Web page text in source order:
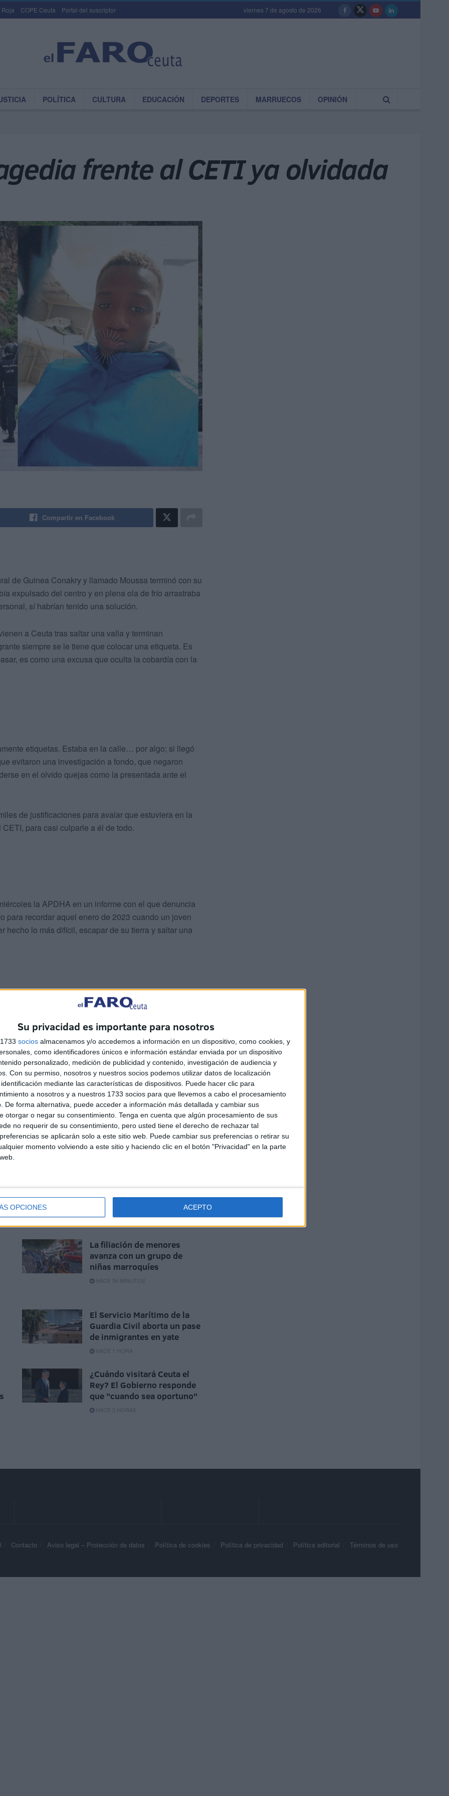
Su privacidad es importante para nosotros
socios almacenamos y/o accedemos a información en un dispositivo, como cookies, y
como identificadores únicos e información estándar enviada por un dispositivo
personalizado, medición de publicidad y contenido, investigación de audiencia y
Con su permiso, nosotros y nuestros socios podemos utilizar datos de localización
mediante las características de dispositivos. Puede hacer clic para
a nosotros y a nuestros 1733 socios para que llevemos a cabo el procesamiento
De forma alternativa, puede acceder a información más detallada y cambiar sus
otorgar o negar su consentimiento. Tenga en cuenta que algún procesamiento de sus
no requerir de su consentimiento, pero usted tiene el derecho de rechazar tal
se aplicarán solo a este sitio web. Puede cambiar sus preferencias o retirar su
momento volviendo a este sitio y haciendo clic en el botón "Privacidad" en la parte
OPCIONES ACEPTO
Roja COPE Ceuta Portal del suscriptor viernes 7 de agosto de 2026
POLÍTICA CULTURA EDUCACIÓN DEPORTES MARRUECOS OPINIÓN
frente al CETI ya olvidada
Compartir en Facebook
de Guinea Conakry y llamado Moussa terminó con su
expulsado del centro y en plena ola de frío arrastraba
sí habrían tenido una solución.
a Ceuta tras saltar una valla y terminan
siempre se le tiene que colocar una etiqueta. Es
es como una excusa que oculta la cobardía con la
etiquetas. Estaba en la calle… por algo; si llegó
evitaron una investigación a fondo, que negaron
en el olvido quejas como la presentada ante el
de justificaciones para avalar que estuviera en la
para casi culparle a él de todo.
la APDHA en un informe con el que denuncia
para recordar aquel enero de 2023 cuando un joven
hecho lo más difícil, escapar de su tierra y saltar una
sido. Optaron por no investigar, dejaron que el tema
de un sistema que primero pinta de malo al débil,
la opinión pública lo ocurrido y por último agacha la
habrá actos, habrá manifiestos, habrá
fallos nunca investigados que le llevaron a colgarse
La filiación de menores
avanza con un grupo de
niñas marroquíes
HACE 54 MINUTOS
El Servicio Marítimo de la
Guardia Civil aborta un pase
de inmigrantes en yate
HACE 1 HORA
¿Cuándo visitará Ceuta el
Rey? El Gobierno responde
que "cuando sea oportuno"
HACE 2 HORAS
Contacto Aviso legal – Protección de datos Política de cookies Política de privacidad Política editorial Términos de uso